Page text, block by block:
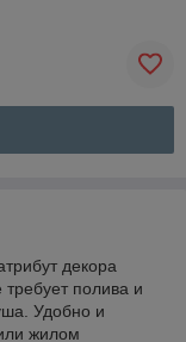
декора
полива и
Удобно и
жилом